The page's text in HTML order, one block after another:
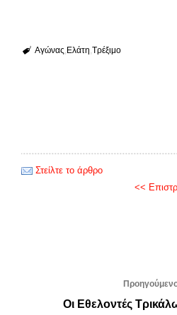
Αγώνας Ελάτη Τρέξιμο
Στείλτε το άρθρο
<<
Οι Εθελοντές